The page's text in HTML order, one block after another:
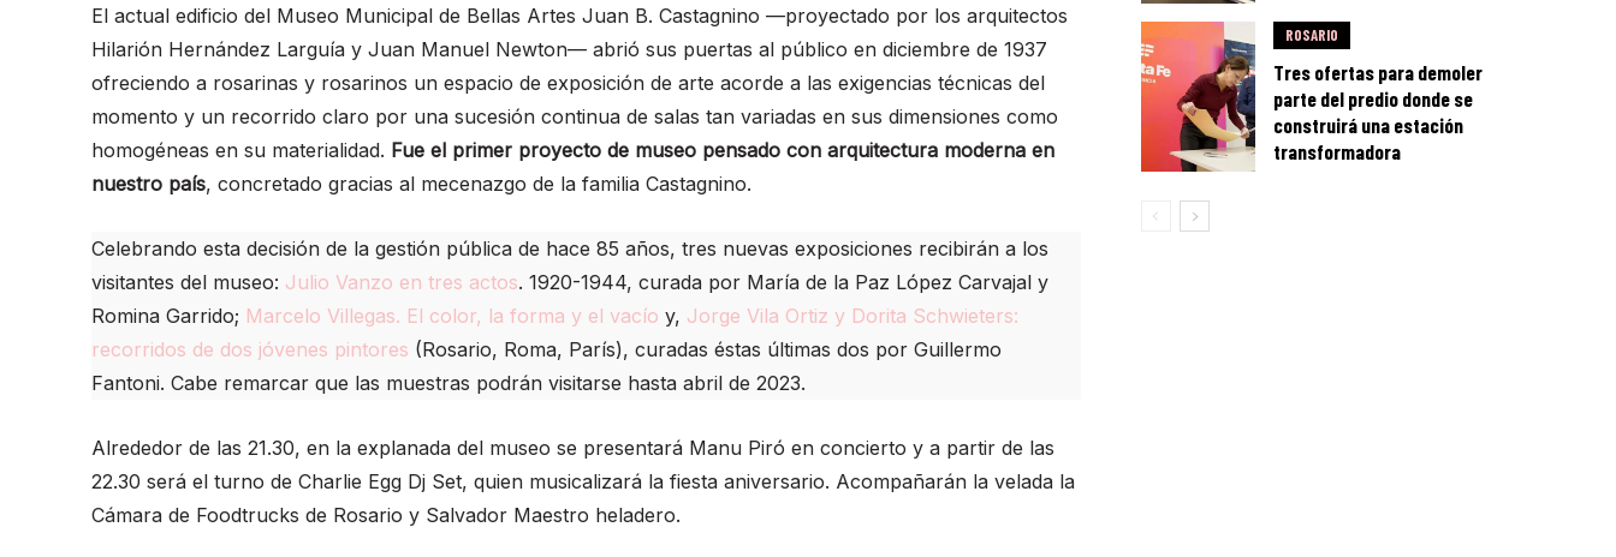
El actual edificio del Museo Municipal de Bellas Artes Juan B. Castagnino —proyectado por los arquitectos
Hilarión Hernández Larguía y Juan Manuel Newton— abrió sus puertas al público en diciembre de 1937
ofreciendo a rosarinas y rosarinos un espacio de exposición de arte acorde a las exigencias técnicas del
momento y un recorrido claro por una sucesión continua de salas tan variadas en sus dimensiones como
homogéneas en su materialidad. Fue el primer proyecto de museo pensado con arquitectura moderna en
nuestro país, concretado gracias al mecenazgo de la familia Castagnino.
Celebrando esta decisión de la gestión pública de hace 85 años, tres nuevas exposiciones recibirán a los
visitantes del museo: Julio Vanzo en tres actos. 1920-1944, curada por María de la Paz López Carvajal y
Romina Garrido; Marcelo Villegas. El color, la forma y el vacío y, Jorge Vila Ortiz y Dorita Schwieters:
recorridos de dos jóvenes pintores (Rosario, Roma, París), curadas éstas últimas dos por Guillermo
Fantoni. Cabe remarcar que las muestras podrán visitarse hasta abril de 2023.
Alrededor de las 21.30, en la explanada del museo se presentará Manu Piró en concierto y a partir de las
22.30 será el turno de Charlie Egg Dj Set, quien musicalizará la fiesta aniversario. Acompañarán la velada la
Cámara de Foodtrucks de Rosario y Salvador Maestro heladero.
ROSARIO
Tres ofertas para demoler
parte del predio donde se
construirá una estación
transformadora